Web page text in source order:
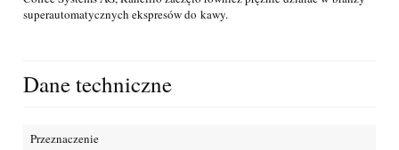
superautomatycznych ekspresów do kawy.
Dane techniczne
Przeznaczenie